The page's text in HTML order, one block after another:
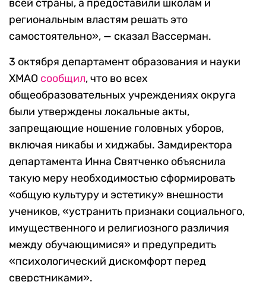
всей страны, а предоставили школам и
региональным властям решать это
самостоятельно», — сказал Вассерман.
3 октября департамент образования и науки
ХМАО сообщил, что во всех
общеобразовательных учреждениях округа
были утверждены локальные акты,
запрещающие ношение головных уборов,
включая никабы и хиджабы. Замдиректора
департамента Инна Святченко объяснила
такую меру необходимостью сформировать
«общую культуру и эстетику» внешности
учеников, «устранить признаки социального,
имущественного и религиозного различия
между обучающимися» и предупредить
«психологический дискомфорт перед
сверстниками».